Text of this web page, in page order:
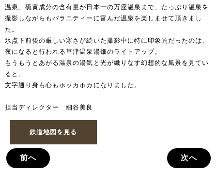
温泉、硫黄成分の含有量が日本一の万座温泉まで、たっぷり温泉を
撮影しながらもバラエティーに富んだ温泉を楽しませて頂きまし
た。
氷点下前後の厳しい寒さが続いた撮影中に特に印象的だったのは、
夜になると行われる草津温泉湯畑のライトアップ。
もうもうとあがる温泉の湯気と光が織りなす幻想的な風景を見てい
ると、
文字通り身も心もホッカホカになりました。
担当ディレクター 細谷美良
鉄道地図を見る
前へ 次へ